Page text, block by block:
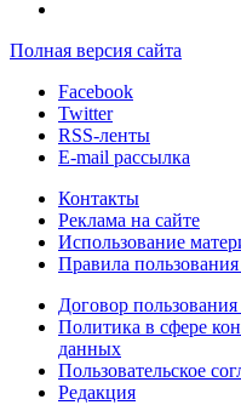
Полная версия сайта
Facebook
Twitter
RSS-ленты
E-mail рассылка
Контакты
Реклама на сайте
Использование
Правила
Договор
Политика в сфере
данных
Пользовательское
Редакция